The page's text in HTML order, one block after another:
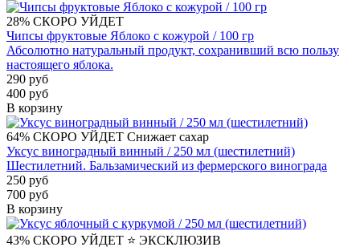
28% СКОРО УЙДЕТ
Чипсы фруктовые Яблоко с кожурой / 100 гр
Абсолютно натуральный продукт, сохранивший всю пользу
настоящего яблока.
290 руб
400 руб
В корзину
64% СКОРО УЙДЕТ Снижает сахар
Уксус виноградный винный / 250 мл (шестилетний)
Шестилетний. Бальзамический из фермерского винограда
250 руб
700 руб
В корзину
43% СКОРО УЙДЕТ ⭐️ ЭКСКЛЮЗИВ